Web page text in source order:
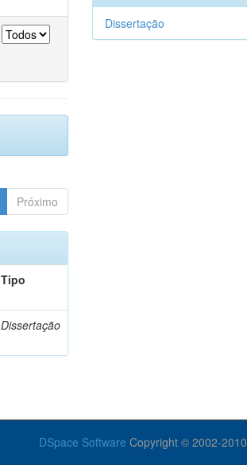
Próximo
Tipo
Dissertação
Dissertação
DSpace Software Copyright © 2002-2010